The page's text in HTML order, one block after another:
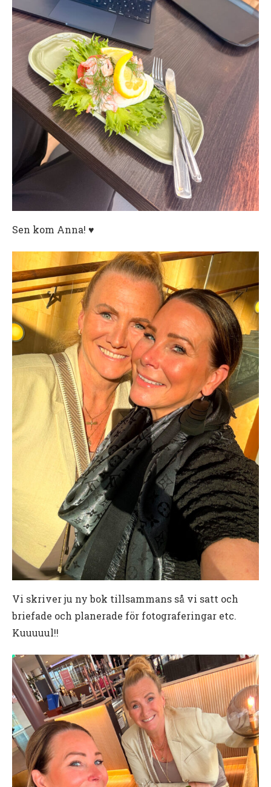
Sen kom Anna! ♥️
Vi skriver ju ny bok tillsammans så vi satt och
briefade och planerade för fotograferingar etc.
Kuuuuul!!